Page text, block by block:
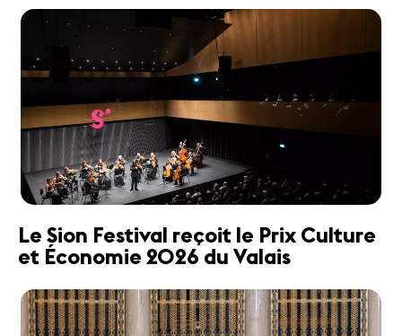
Le Sion Festival reçoit le Prix Culture
et Économie 2026 du Valais